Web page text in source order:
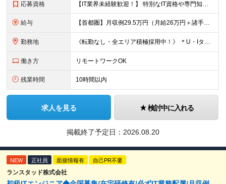
応募資格 【IT業界未経験歓迎！】 特別なIT資格や専門知識は必要ありません。 ・学歴不問（文系・理系不問） ・第二新卒、既卒の方も歓迎 ・20代を中心に幅広い年代が活躍中 ・基本的なPC操作ができる方 ・タ
給与 【首都圏】月収例29.5万円（月給26万円＋諸手当） 【東海・関西】月収例28.5万円（月給25万円＋諸手当） 【九州】月収例26万円（月給23万円＋諸手当） ※経験・スキル・前職給与を踏まえ、総合
勤務地 《転勤なし・全エリア積極採用中！》 ＊U・Iターンも歓迎 ＊研修はオンライン実施 ★勤務エリアは下記よりお選びいただけます★ 【首都圏】東京・神奈川・千葉・埼玉 【東海】愛知 【関西】大阪、京都、兵庫
働き方 リモートワークOK
残業時間 10時間以内
求人を見る 検討中に入れる
掲載終了予定日： 2026.08.20
NEW 正社員 面接情報有 自己PR不要
ランスタッド株式会社